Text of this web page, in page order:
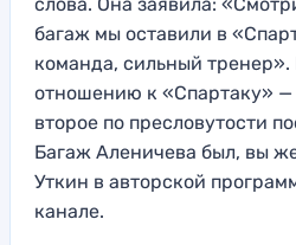
слова. Она заявила:
багаж мы оставили в
команда, сильный тренер».
отношению к «Спартаку» —
второе по пресловутости
Багаж Аленичева был, вы
Уткин в авторской
канале.